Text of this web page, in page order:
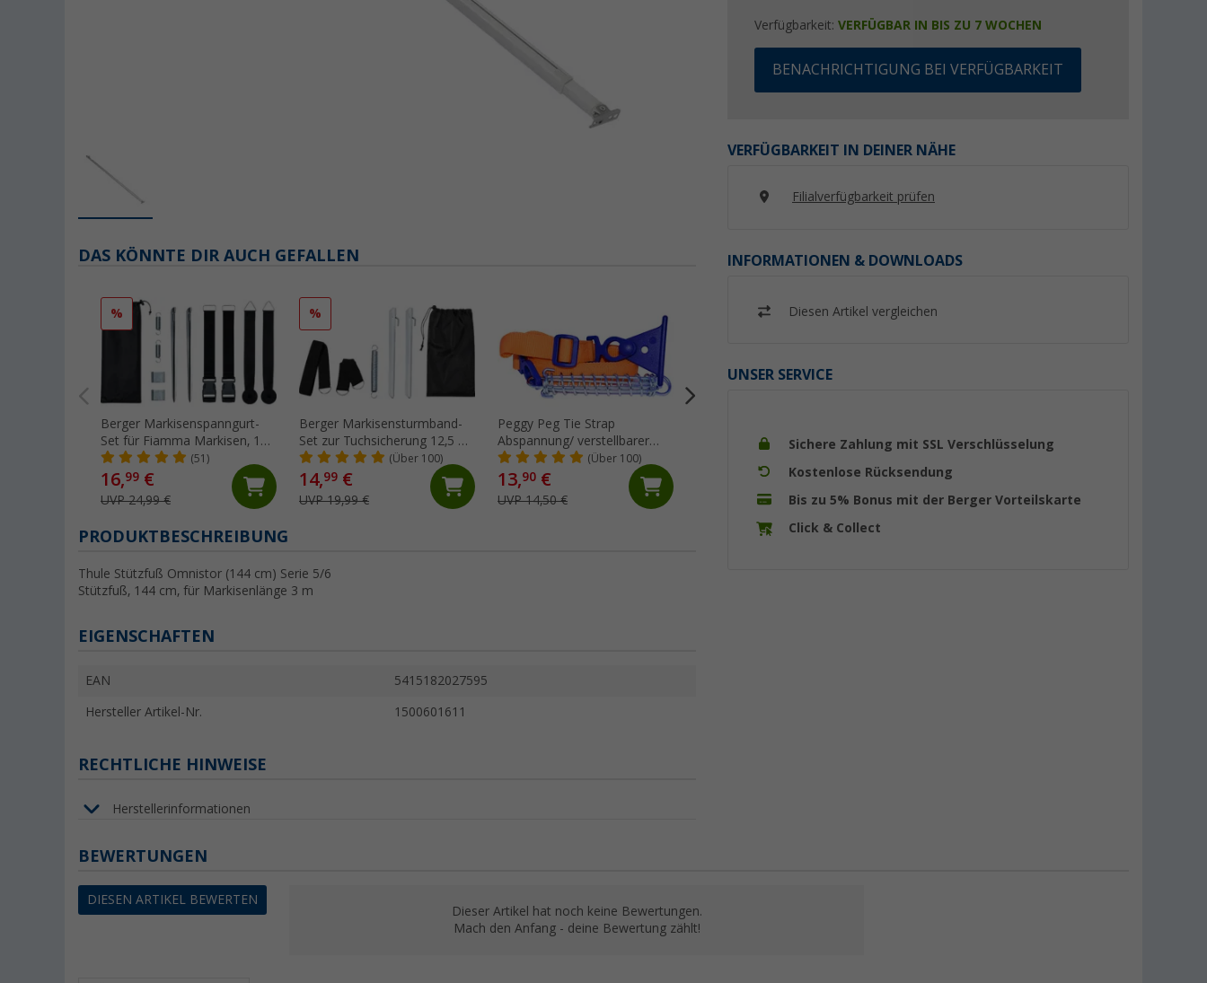
Verfügbarkeit: VERFÜGBAR IN BIS ZU 7 WOCHEN
BENACHRICHTIGUNG BEI VERFÜGBARKEIT
VERFÜGBARKEIT IN DEINER NÄHE
Filialverfügbarkeit prüfen
INFORMATIONEN & DOWNLOADS
Diesen Artikel vergleichen
UNSER SERVICE
Sichere Zahlung mit SSL Verschlüsselung
Kostenlose Rücksendung
Bis zu 5% Bonus mit der Berger Vorteilskarte
Click & Collect
DAS KÖNNTE DIR AUCH GEFALLEN
%
Berger Markisenspanngurt-
Set für Fiamma Markisen, 11-
teilig
(51)
16,99 €
UVP 24,99 €
%
Berger Markisensturmband-
Set zur Tuchsicherung 12,5 m,
6-teilig
(Über 100)
14,99 €
UVP 19,99 €
Peggy Peg Tie Strap
Abspannung/ verstellbarer
Markiesenspanngurt(Über 100)
13,90 €
UVP 14,50 €
Spannstange für Omnistor
%
Markisenklammern 2er-Set
29,99€
UVP 42,- €
PRODUKTBESCHREIBUNG
Thule Stützfuß Omnistor (144 cm) Serie 5/6
Stützfuß, 144 cm, für Markisenlänge 3 m
EIGENSCHAFTEN
EAN 5415182027595
Hersteller Artikel-Nr. 1500601611
RECHTLICHE HINWEISE
Herstellerinformationen
BEWERTUNGEN
DIESEN ARTIKEL BEWERTEN
Dieser Artikel hat noch keine Bewertungen.
Mach den Anfang - deine Bewertung zählt!